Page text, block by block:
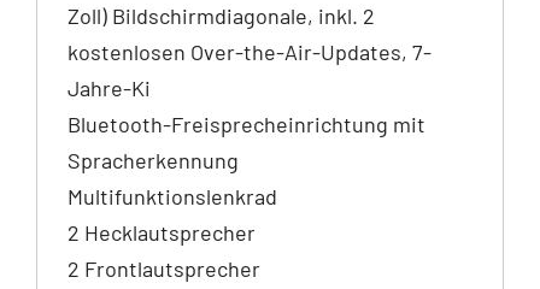
Zoll) Bildschirmdiagonale, inkl. 2
kostenlosen Over-the-Air-Updates, 7-
Jahre-Ki
Bluetooth-Freisprecheinrichtung mit
Spracherkennung
Multifunktionslenkrad
2 Hecklautsprecher
2 Frontlautsprecher